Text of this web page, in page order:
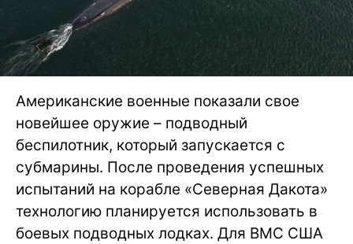
Американские военные показали свое
новейшее оружие – подводный
беспилотник, который запускается с
субмарины. После проведения успешных
испытаний на корабле «Северная Дакота»
технологию планируется использовать в
боевых подводных лодках. Для ВМС США